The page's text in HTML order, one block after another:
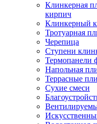
Клинкерная
кирпич
Клинкерный
Тротуарная
Черепица
Ступени
Термопанели
Напольная
Террасные
Сухие смеси